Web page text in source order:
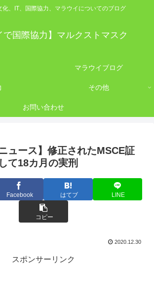
化、IT、国際協力、マラウイについてのブログ
で国際協力】マルクストマスク
マラウイブログ
その他
お問い合わせ
ュース】修正されたMSCE証
て18カ月の実刑
Facebook はてブ LINE
コピー
2020.12.30
スポンサーリンク